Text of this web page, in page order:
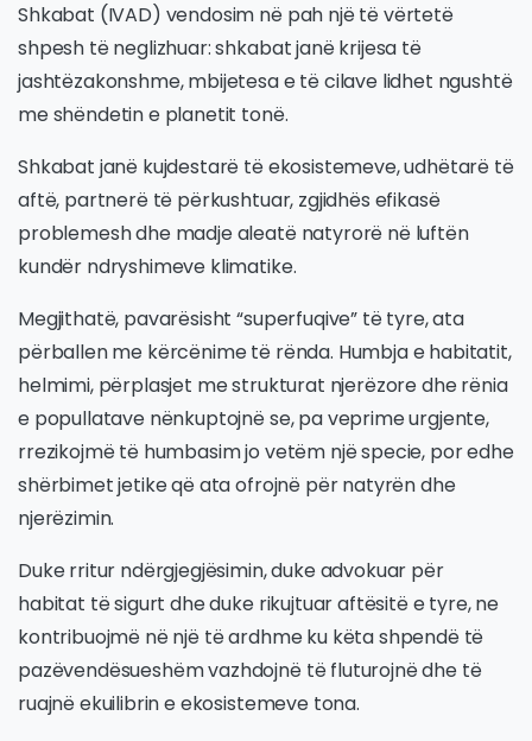
Shkabat (IVAD) vendosim në pah një të vërtetë
shpesh të neglizhuar: shkabat janë krijesa të
jashtëzakonshme, mbijetesa e të cilave lidhet ngushtë
me shëndetin e planetit tonë.
Shkabat janë kujdestarë të ekosistemeve, udhëtarë të
aftë, partnerë të përkushtuar, zgjidhës efikasë
problemesh dhe madje aleatë natyrorë në luftën
kundër ndryshimeve klimatike.
Megjithatë, pavarësisht “superfuqive” të tyre, ata
përballen me kërcënime të rënda. Humbja e habitatit,
helmimi, përplasjet me strukturat njerëzore dhe rënia
e popullatave nënkuptojnë se, pa veprime urgjente,
rrezikojmë të humbasim jo vetëm një specie, por edhe
shërbimet jetike që ata ofrojnë për natyrën dhe
njerëzimin.
Duke rritur ndërgjegjësimin, duke advokuar për
habitat të sigurt dhe duke rikujtuar aftësitë e tyre, ne
kontribuojmë në një të ardhme ku këta shpendë të
pazëvendësueshëm vazhdojnë të fluturojnë dhe të
ruajnë ekuilibrin e ekosistemeve tona.